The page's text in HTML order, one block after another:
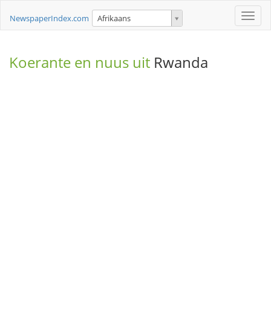
Toggle
NewspaperIndex.com Afrikaans
Koerante en nuus uit Rwanda